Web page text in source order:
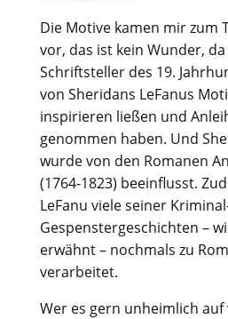
Die Motive kamen mir zum
vor, das ist kein Wunder,
Schriftsteller des 19.
von Sheridans LeFanus
inspirieren ließen und
genommen haben. Und
wurde von den Romanen
(1764-1823) beeinflusst.
LeFanu viele seiner
Gespenstergeschichten –
erwähnt – nochmals zu
verarbeitet.
Wer es gern unheimlich